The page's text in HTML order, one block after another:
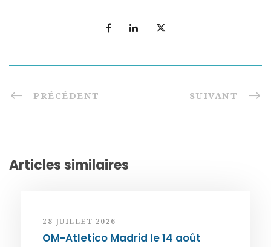
PRÉCÉDENT SUIVANT
Articles similaires
28 JUILLET 2026
OM-Atletico Madrid le 14 août